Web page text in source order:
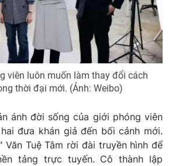
7300.7108
viên luôn muốn làm thay đổi cách
thời đại mới. (Ảnh: Weibo)
ánh đời sống của giới phóng viên
đưa khán giả đến bối cảnh mới.
Tuệ Tâm rời đài truyền hình để
tảng trực tuyến. Cô thành lập